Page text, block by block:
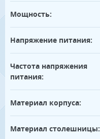
Мощность:
Напряжение питания:
Частота напряжения
питания:
Материал корпуса:
Материал столешницы: